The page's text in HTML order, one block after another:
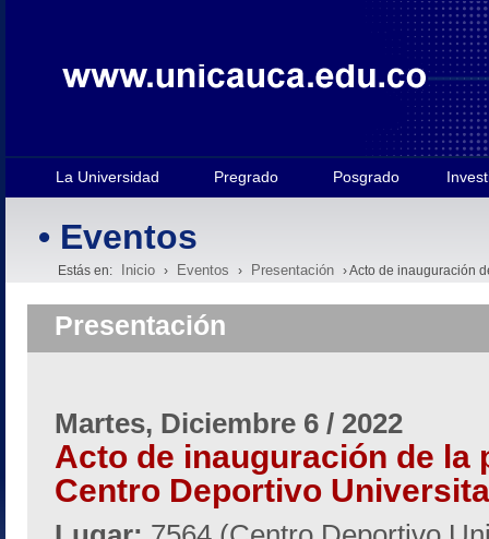
La Universidad Pregrado Posgrado
• Eventos
Estás en: Inicio › Eventos › Presentación › Acto de inauguración
Presentación
Martes, Diciembre 6 / 2022
Acto de inauguración de la
Centro Deportivo